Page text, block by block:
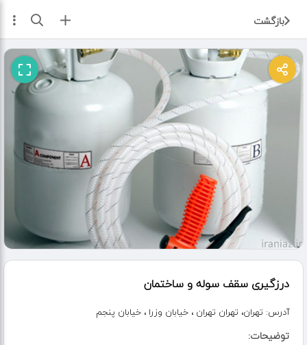
بازگشت ثبت آگهی
درزگیری سقف سوله و ساختمان
آدرس: تهران، تهران تهران ، خیابان وزرا ، خیابان پنجم
توضیحات: